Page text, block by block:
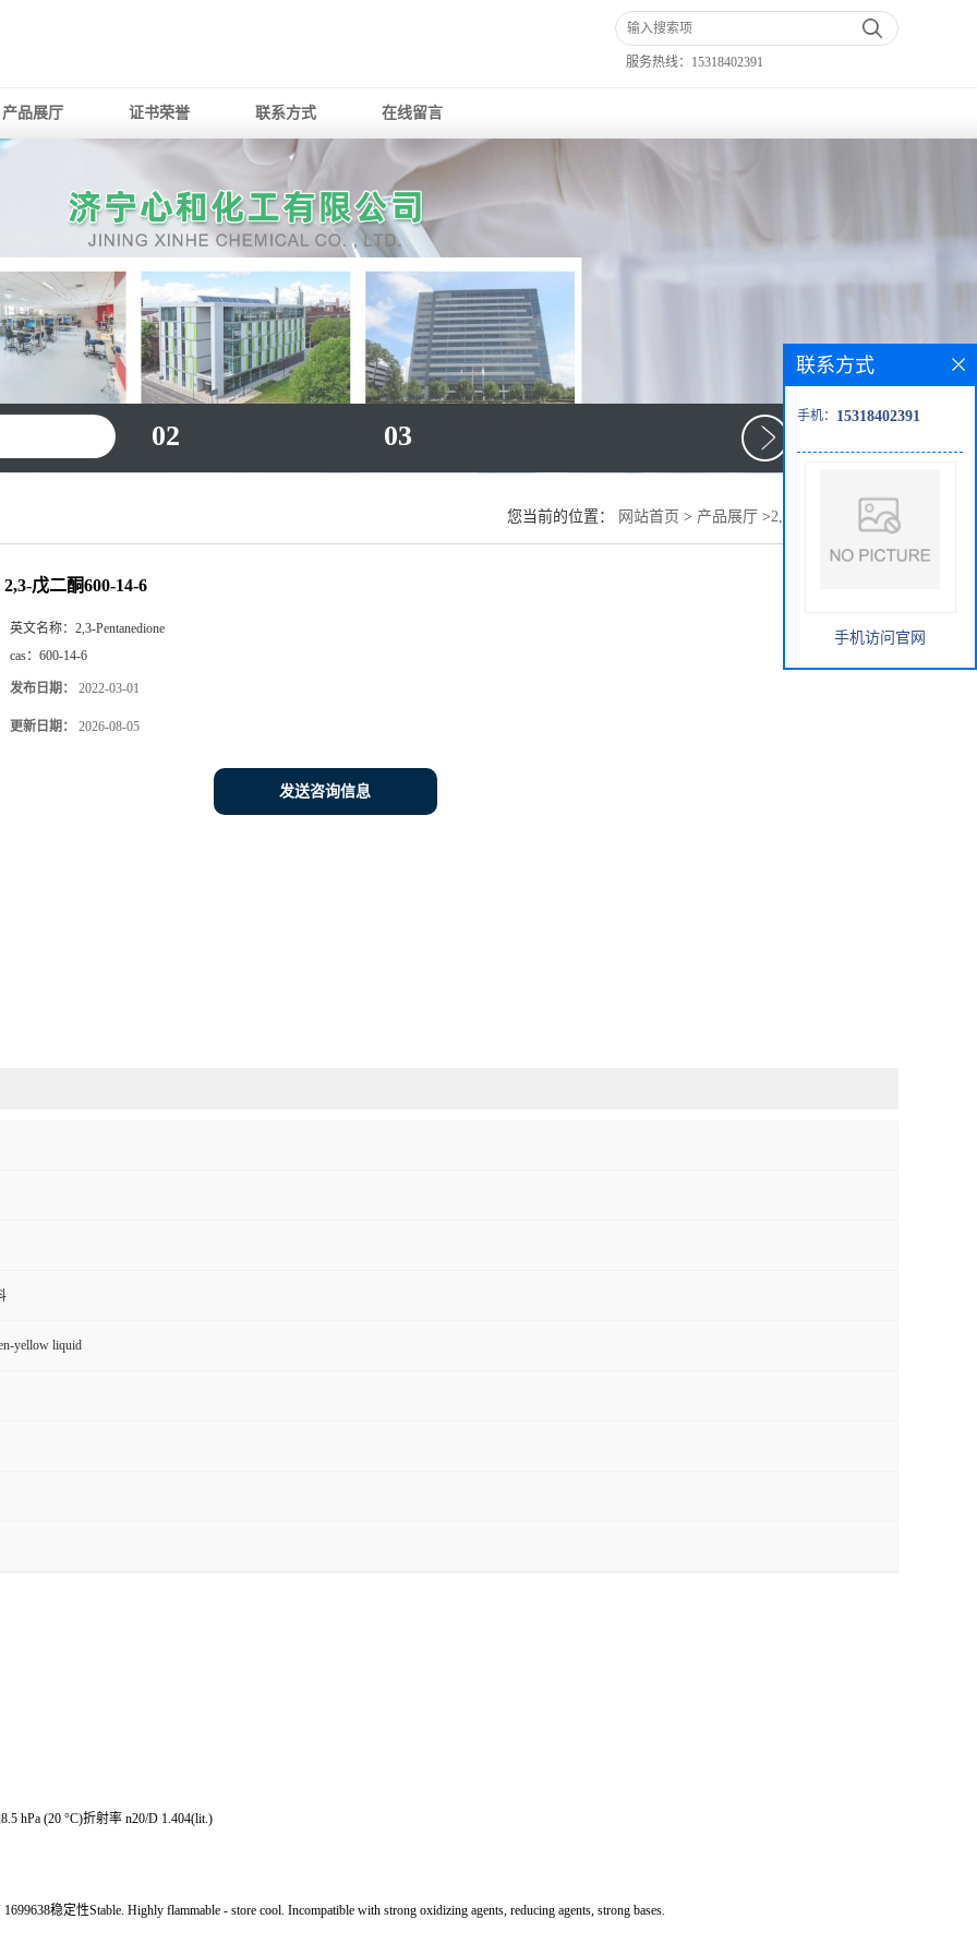
服务热线： 15318402391
产品展厅 证书荣誉 联系方式 在线留言
02 03
您当前的位置： 网站首页 > 产品展厅 >2,3-戊二酮600-14-6
2,3-戊二酮600-14-6
英文名称： 2,3-Pentanedione
cas： 600-14-6
发布日期： 2022-03-01
更新日期： 2026-08-05
发送咨询信息
yellow liquid
hPa (20 °C)折射率 n20/D 1.404(lit.)
稳定性Stable. Highly flammable - store cool. Incompatible with strong oxidizing agents, reducing agents, strong bases.
联系方式
手机： 15318402391
手机访问官网